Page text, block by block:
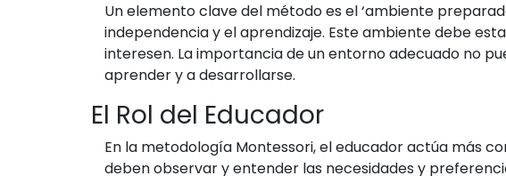
Un elemento clave del método es el ‘ambiente
independencia y el aprendizaje. Este ambiente debe
interesen. La importancia de un entorno adecuado no
aprender y a desarrollarse.
El Rol del Educador
En la metodología Montessori, el educador actúa más
deben observar y entender las necesidades y